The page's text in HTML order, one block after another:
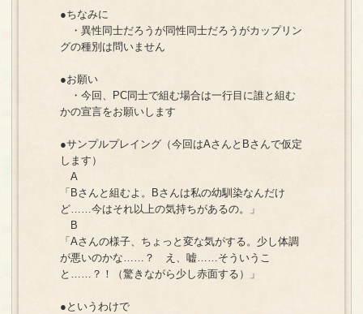
●ちなみに
・異性同士だろうが同性同士だろうがカップリン
グの種別は問いません
●お願い
・今回、PC同士で組む場合は一行目に誰と組む
かの宣言をお願いします
●サンプルプレイング（今回はAさんとBさんで仮定
します）
A
「Bさんと組むよ。Bさんは私の幼馴染なんだけ
ど……今はそれ以上の気持ちがあるの。」
B
「Aさんの様子、ちょっと変な気がする。少し体調
が悪いのかな……？ え、嘘……そういうこ
と……？！（驚きながら少し赤面する）」
●というわけで